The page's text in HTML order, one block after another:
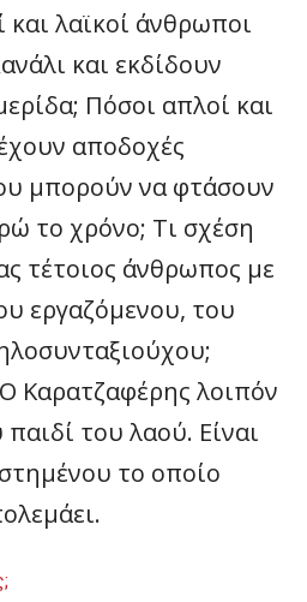
λαϊκοί άνθρωποι
και εκδίδουν
Πόσοι απλοί και
αποδοχές
μπορούν να φτάσουν
το χρόνο; Τι σχέση
τέτοιος άνθρωπος με
εργαζόμενου, του
Καρατζαφέρης λοιπόν
του λαού. Είναι
το οποίο